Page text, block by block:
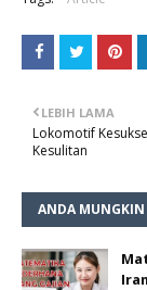
LEBIH LAMA
Lokomotif
Kesulitan
ANDA